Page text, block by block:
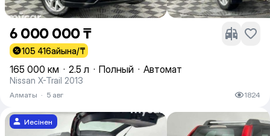
6 000 000 ₸
105 416айына/₸
165 000 км · 2.5 л · Полный · Автомат
Nissan X-Trail 2013
Алматы · 5 авг 1824
Иесінен